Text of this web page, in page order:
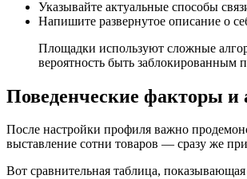
Указывайте актуальные способы
Напишите развернутое описание о
Площадки используют сложные
вероятность быть заблокированным
Поведенческие факторы и
После настройки профиля важно
выставление сотни товаров — сразу же
Вот сравнительная таблица,